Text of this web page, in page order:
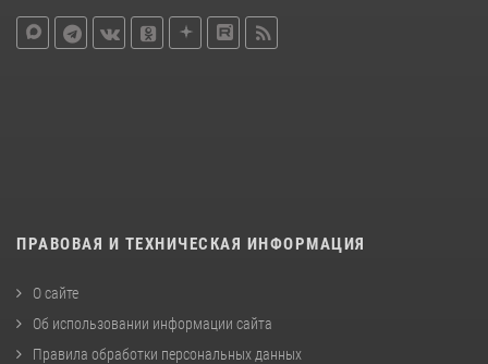
ПРАВОВАЯ И ТЕХНИЧЕСКАЯ ИНФОРМАЦИЯ
О сайте
Об использовании информации сайта
Правила обработки персональных данных